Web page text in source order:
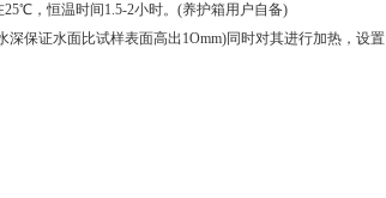
，恒温时间1.5-2小时。(养护箱用户自备)
保证水面比试样表面高出1Omm)同时对其进行加热，设置